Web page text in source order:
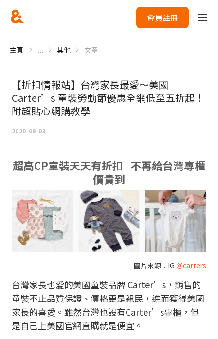
會員註冊
主頁 ... 其他 文章
【折扣情報站】台灣家長最愛～美國
Carter’s 童裝勞動節優惠全網低至五折起！
附超貼心網購教學
2020-09-03
超高CP童裝天天有折扣 不再給台灣專櫃
價貴到
圖片來源：IG ＠carters
台灣家長也愛的美國童裝品牌 Carter’s，銷售的
童裝不止品質保證、價格更是親民，進而獲得美國
家長的喜愛。雖然台灣也設有Carter’s專櫃，但
是自己上美國官網直購就是便宜。